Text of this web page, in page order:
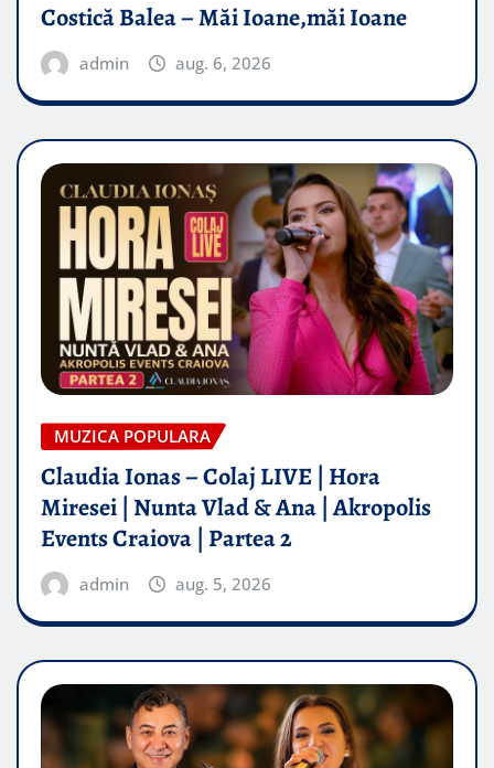
Costică Balea – Măi Ioane,măi Ioane
admin aug. 6, 2026
MUZICA POPULARA
Claudia Ionas – Colaj LIVE | Hora
Miresei | Nunta Vlad & Ana | Akropolis
Events Craiova | Partea 2
admin aug. 5, 2026